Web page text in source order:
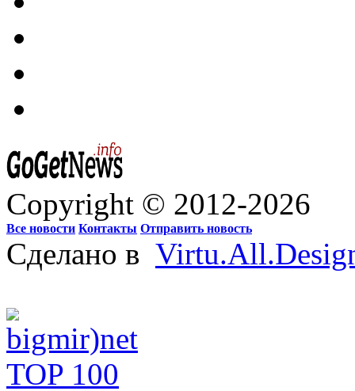
Copyright © 2012-2026
Все новости Контакты Отправить новость
Сделано в